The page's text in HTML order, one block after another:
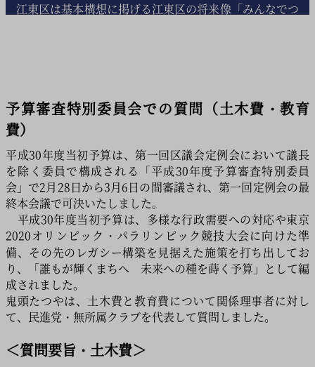
江東区は基本構想に掲げる江東区の将来像「みんなでつ
予算審査特別委員会での質問（土木費・教育
費）
平成30年度当初予算は、第一回区議会定例会において議長
を除く委員で構成される「平成30年度予算審査特別委員
会」で2月28日から3月6日の間審議され、第一回定例会の最
終本会議で可決いたしました。
平成30年度当初予算は、多様な行政需要への対応や東京
2020オリンピック・パラリンピック競技大会に向けた準
備、その先のレガシー構築を見据えた施策を打ち出してお
り、「誰もが輝くまちへ 未来への種を蒔く予算」として編
成されました。
鬼頭たつやは、土木費と教育費について関係理事者に対し
て、民進党・無所属クラブを代表して質問しました。
＜質問要旨・土木費＞